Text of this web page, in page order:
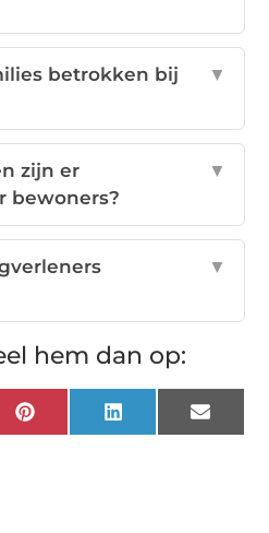
betrokken bij
▼
zijn er
bewoners?
▼
▼
hem dan op:
PinterestLinkedInEmail